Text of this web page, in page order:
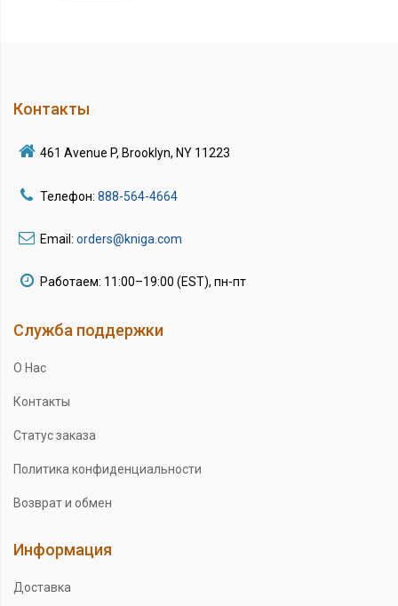
Контакты
461 Avenue P, Brooklyn, NY 11223
Телефон: 888-564-4664
Email: orders@kniga.com
Работаем: 11:00–19:00 (EST), пн-пт
Служба поддержки
О Нас
Контакты
Статус заказа
Политика конфиденциальности
Возврат и обмен
Информация
Доставка